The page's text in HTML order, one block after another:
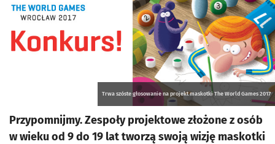
Trwa szóste głosowanie na projekt maskotki The World Games 2017
Przypomnijmy. Zespoły projektowe złożone z osób
w wieku od 9 do 19 lat tworzą swoją wizję maskotki